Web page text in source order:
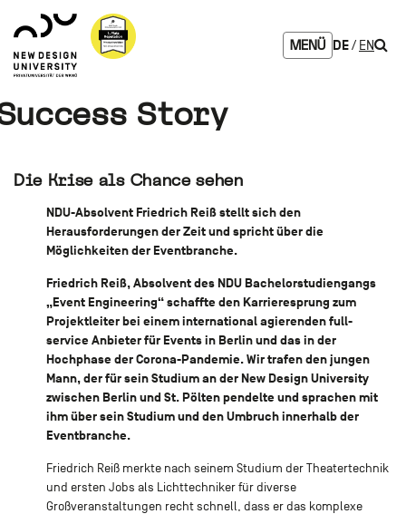
Inhalt
Hauptnavigation
Footernavigation
Logo
NDU
verlinkt
zur
MENÜ DE EN
Story
Die Krise als Chance sehen
NDU-Absolvent Friedrich Reiß stellt sich den
Herausforderungen der Zeit und spricht über die
Möglichkeiten der Eventbranche.
Friedrich Reiß, Absolvent des NDU Bachelorstudiengangs
„Event Engineering“ schaffte den Karrieresprung zum
Projektleiter bei einem international agierenden full-
service Anbieter für Events in Berlin und das in der
Hochphase der Corona-Pandemie. Wir trafen den jungen
Mann, der für sein Studium an der New Design University
zwischen Berlin und St. Pölten pendelte und sprachen mit
ihm über sein Studium und den Umbruch innerhalb der
Eventbranche.
Friedrich Reiß merkte nach seinem Studium der Theatertechnik
und ersten Jobs als Lichttechniker für diverse
Großveranstaltungen recht schnell, dass er das komplexe